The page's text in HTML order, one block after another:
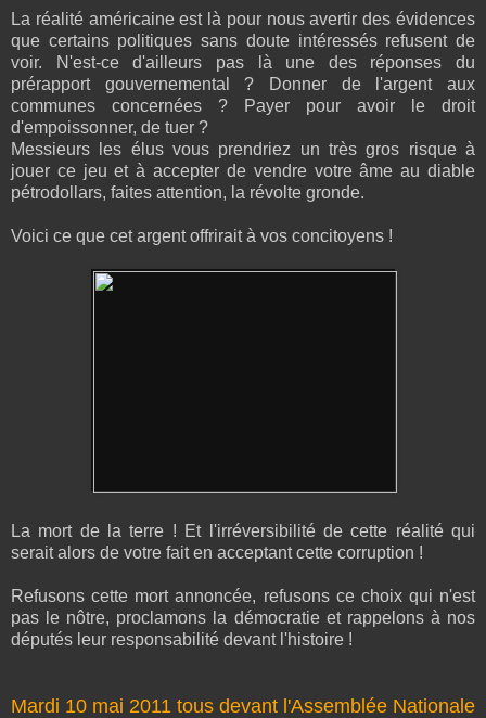
La réalité américaine est là pour nous avertir des évidences
que certains politiques sans doute intéressés refusent de
voir. N'est-ce d'ailleurs pas là une des réponses du
prérapport gouvernemental ? Donner de l'argent aux
communes concernées ? Payer pour avoir le droit
d'empoissonner, de tuer ?
Messieurs les élus vous prendriez un très gros risque à
jouer ce jeu et à accepter de vendre votre âme au diable
pétrodollars, faites attention, la révolte gronde.
Voici ce que cet argent offrirait à vos concitoyens !
La mort de la terre ! Et l'irréversibilité de cette réalité qui
serait alors de votre fait en acceptant cette corruption !
Refusons cette mort annoncée, refusons ce choix qui n'est
pas le nôtre, proclamons la démocratie et rappelons à nos
députés leur responsabilité devant l'histoire !
Mardi 10 mai 2011 tous devant l'Assemblée Nationale